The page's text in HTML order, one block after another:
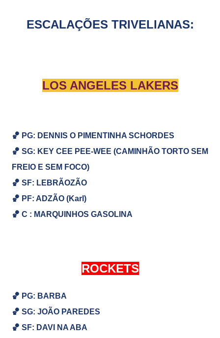
ESCALAÇÕES TRIVELIANAS:
LOS ANGELES LAKERS
🏀 PG: DENNIS O PIMENTINHA SCHORDES
🏀 SG: KEY CEE PEE-WEE (CAMINHÃO TORTO SEM
FREIO E SEM FOCO)
🏀 SF: LEBRÃOZÃO
🏀 PF: ADZÃO (Karl)
🏀 C : MARQUINHOS GASOLINA
ROCKETS
🏀 PG: BARBA
🏀 SG: JOÃO PAREDES
🏀 SF: DAVI NA ABA